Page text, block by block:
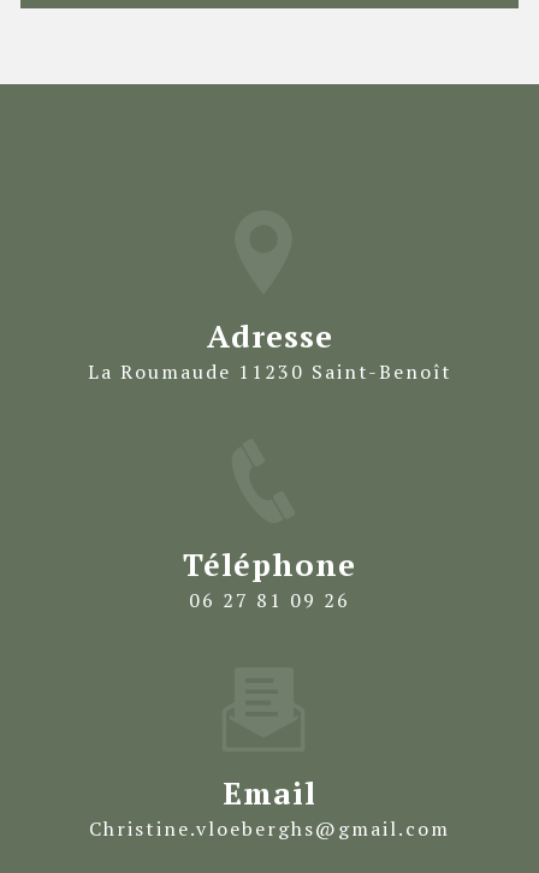
Adresse
La Roumaude 11230 Saint-Benoît
Téléphone
06 27 81 09 26
Email
christine.vloeberghs@gmail.com